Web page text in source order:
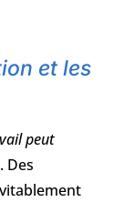
et les
peut
. Des